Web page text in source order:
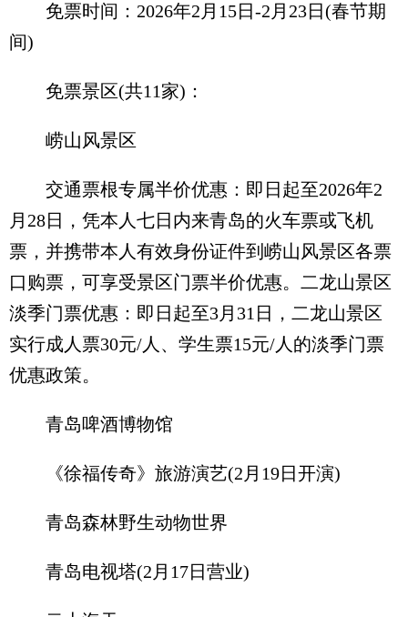
免票时间：2026年2月15日-2月23日(春节期
间)
免票景区(共11家)：
崂山风景区
交通票根专属半价优惠：即日起至2026年2
月28日，凭本人七日内来青岛的火车票或飞机
票，并携带本人有效身份证件到崂山风景区各票
口购票，可享受景区门票半价优惠。二龙山景区
淡季门票优惠：即日起至3月31日，二龙山景区
实行成人票30元/人、学生票15元/人的淡季门票
优惠政策。
青岛啤酒博物馆
《徐福传奇》旅游演艺(2月19日开演)
青岛森林野生动物世界
青岛电视塔(2月17日营业)